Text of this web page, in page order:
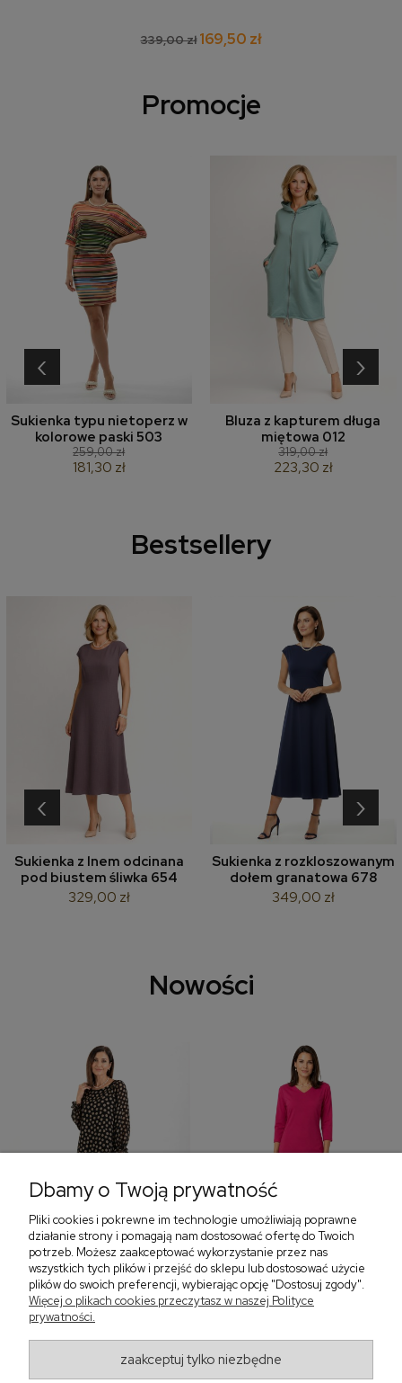
339,00 zł 169,50 zł
Promocje
Sukienka typu nietoperz w
kolorowe paski 503
259,00 zł
181,30 zł
Bluza z kapturem długa
miętowa 012
319,00 zł
223,30 zł
‹ ›
Bestsellery
Sukienka z lnem odcinana
pod biustem śliwka 654
329,00 zł
Sukienka z rozkloszowanym
dołem granatowa 678
349,00 zł
‹ ›
Nowości
Sukienka z falbaną i
bufiastym rękawem w
405,30 zł
Sukienka z dekoltem w
299,00 zł
‹
Dbamy o Twoją prywatność
Pliki cookies i pokrewne im technologie umożliwiają poprawne
działanie strony i pomagają nam dostosować ofertę do Twoich
potrzeb. Możesz zaakceptować wykorzystanie przez nas
wszystkich tych plików i przejść do sklepu lub dostosować użycie
plików do swoich preferencji, wybierając opcję "Dostosuj zgody".
Więcej o plikach cookies przeczytasz w naszej Polityce
prywatności.
zaakceptuj tylko niezbędne